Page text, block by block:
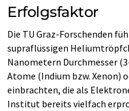
Erfolgsfaktor
Die TU Graz-Forschenden
supraflüssigen
Nanometern Durchmesser
Atome (Indium bzw. Xenon)
einbrachten, die als
Institut bereits vielfach